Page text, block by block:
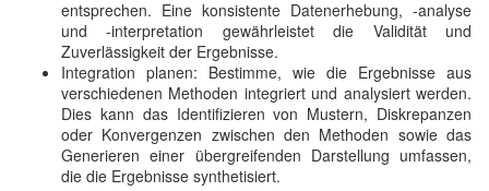
entsprechen. Eine konsistente Datenerhebung, -analyse
und -interpretation gewährleistet die Validität und
Zuverlässigkeit der Ergebnisse.
Integration planen: Bestimme, wie die Ergebnisse aus
verschiedenen Methoden integriert und analysiert werden.
Dies kann das Identifizieren von Mustern, Diskrepanzen
oder Konvergenzen zwischen den Methoden sowie das
Generieren einer übergreifenden Darstellung umfassen,
die die Ergebnisse synthetisiert.